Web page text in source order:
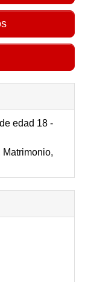
edad 18 -
Matrimonio,